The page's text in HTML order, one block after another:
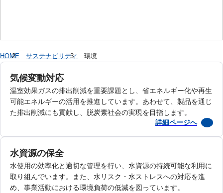
HOME サステナビリティ 環境
気候変動対応
温室効果ガスの排出削減を重要課題とし、省エネルギー化や再生
可能エネルギーの活用を推進しています。あわせて、製品を通じ
た排出削減にも貢献し、脱炭素社会の実現を目指します。
詳細ページへ
水資源の保全
水使用の効率化と適切な管理を行い、水資源の持続可能な利用に
取り組んでいます。また、水リスク・水ストレスへの対応を進
め、事業活動における環境負荷の低減を図っています。